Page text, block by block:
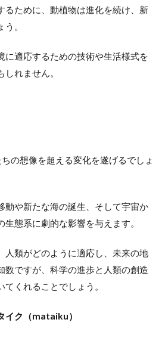
るために、動植物は進化を続け、新
。
に適応するための技術や生活様式を
れません。
の想像を超える変化を遂げるでしょ
動や新たな海の誕生、そして宇宙か
態系に劇的な影響を与えます。
人類がどのように適応し、未来の地
数ですが、科学の進歩と人類の創造
くれることでしょう。
イク（mataiku）